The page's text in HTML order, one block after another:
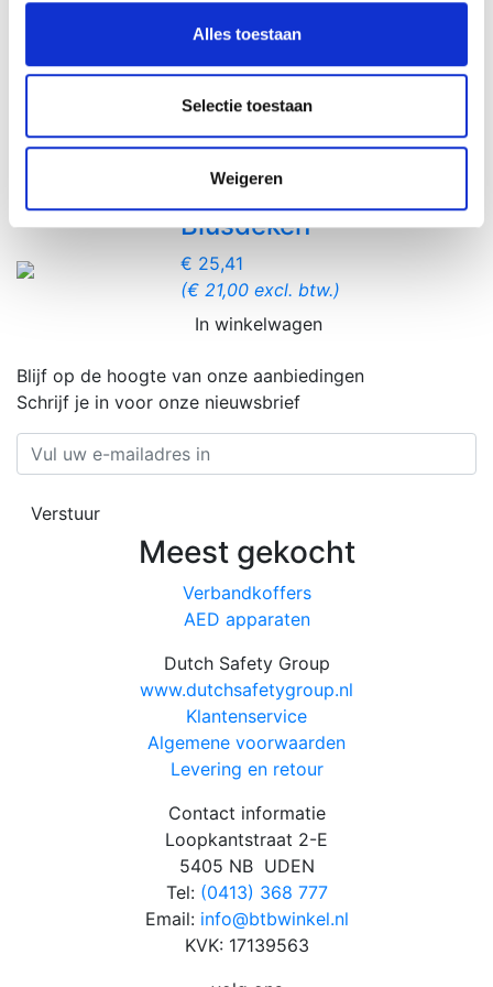
en om ons websiteverkeer te analyseren. Ook delen we
partners voor social media, adverteren en analyse. Deze
partners kunnen deze gegevens combineren met andere
informatie die u aan ze heeft verstrekt of die ze hebben
verzameld op basis van uw gebruik van hun services.
Alles toestaan
Selectie toestaan
Weigeren
Brandblusser CO₂ |
Staal
Vanaf € 70,18
(€ 58,00 excl. btw.)
In winkelwagen
Blusdeken
€ 25,41
(€ 21,00 excl. btw.)
In winkelwagen
Blijf op de hoogte van onze aanbiedingen
Schrijf je in voor onze nieuwsbrief
Verstuur
Contact informatie
Loopkantstraat 2-E
5405 NB UDEN
Tel: (0413) 368 777
Email: info@btbwinkel.nl
KVK: 17139563
Meest gekocht
Verbandkoffers
AED apparaten
Dutch Safety Group
www.dutchsafetygroup.nl
Klantenservice
Algemene voorwaarden
Levering en retour